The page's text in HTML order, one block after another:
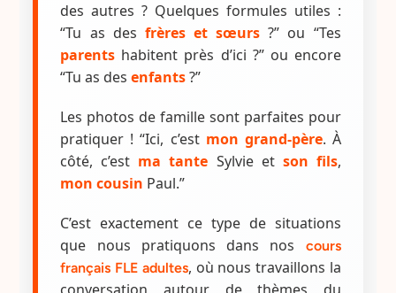
des autres ? Quelques formules utiles :
“Tu as des frères et sœurs ?” ou “Tes
parents habitent près d’ici ?” ou encore
“Tu as desenfants?”
Les photos de famille sont parfaites pour
pratiquer ! “Ici, c’est mon grand-père. À
côté, c’est ma tante Sylvie et son fils,
mon cousin Paul.”
C’est exactement ce type de situations
que nous pratiquons dans nos cours
français FLE adultes, où nous travaillons la